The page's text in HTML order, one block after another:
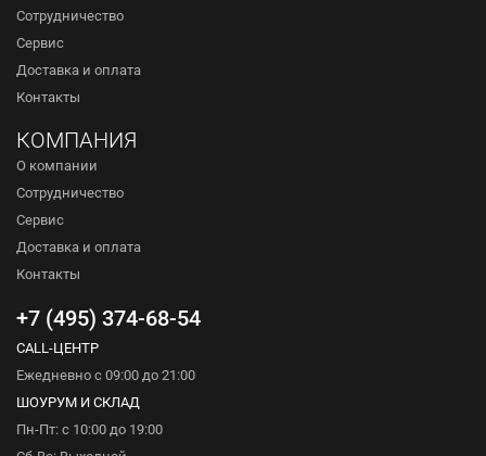
Сотрудничество
Сервис
Доставка и оплата
Контакты
КОМПАНИЯ
О компании
Сотрудничество
Сервис
Доставка и оплата
Контакты
+7 (495) 374-68-54
CALL-ЦЕНТР
Ежедневно с 09:00 до 21:00
ШОУРУМ И СКЛАД
Пн-Пт: с 10:00 до 19:00